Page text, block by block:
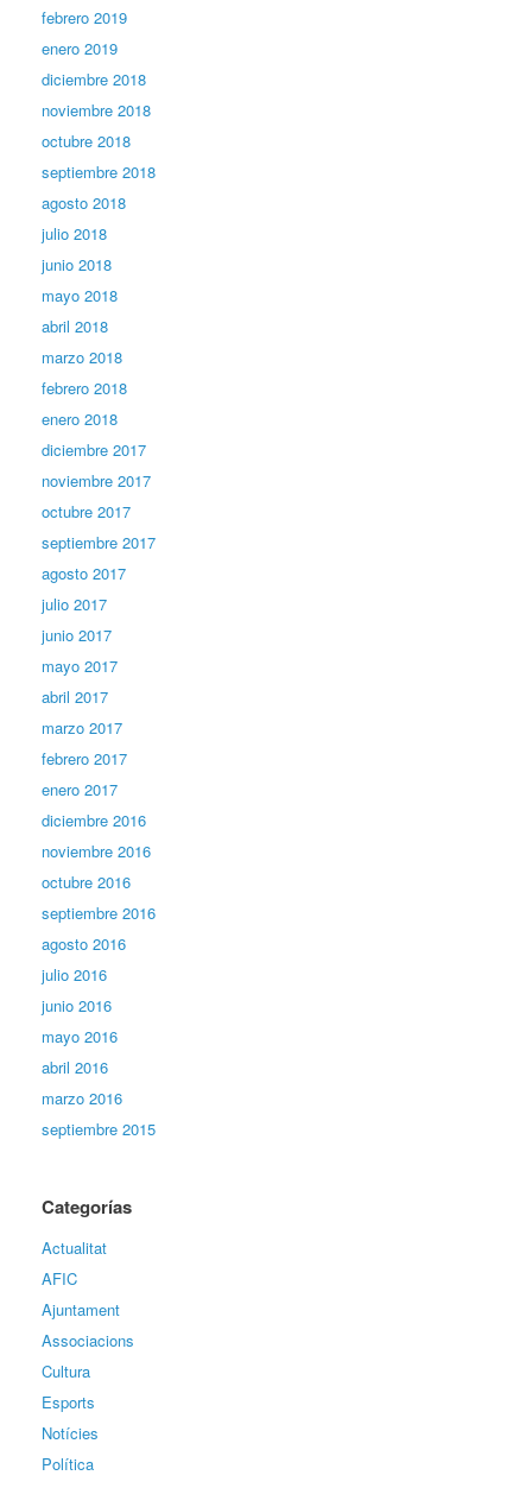
febrero 2019
enero 2019
diciembre 2018
noviembre 2018
octubre 2018
septiembre 2018
agosto 2018
julio 2018
junio 2018
mayo 2018
abril 2018
marzo 2018
febrero 2018
enero 2018
diciembre 2017
noviembre 2017
octubre 2017
septiembre 2017
agosto 2017
julio 2017
junio 2017
mayo 2017
abril 2017
marzo 2017
febrero 2017
enero 2017
diciembre 2016
noviembre 2016
octubre 2016
septiembre 2016
agosto 2016
julio 2016
junio 2016
mayo 2016
abril 2016
marzo 2016
septiembre 2015
Categorías
Actualitat
AFIC
Ajuntament
Associacions
Cultura
Esports
Notícies
Política